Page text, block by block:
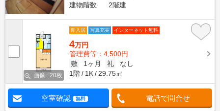
建物階数
2階建
画像 : 20枚
即入居 写真充実 インターネット無料
4万円
管理費等：4,500円
敷
1ヶ月 礼
なし
1階
1K 29.75㎡
空室確認 無料 電話で問合せ